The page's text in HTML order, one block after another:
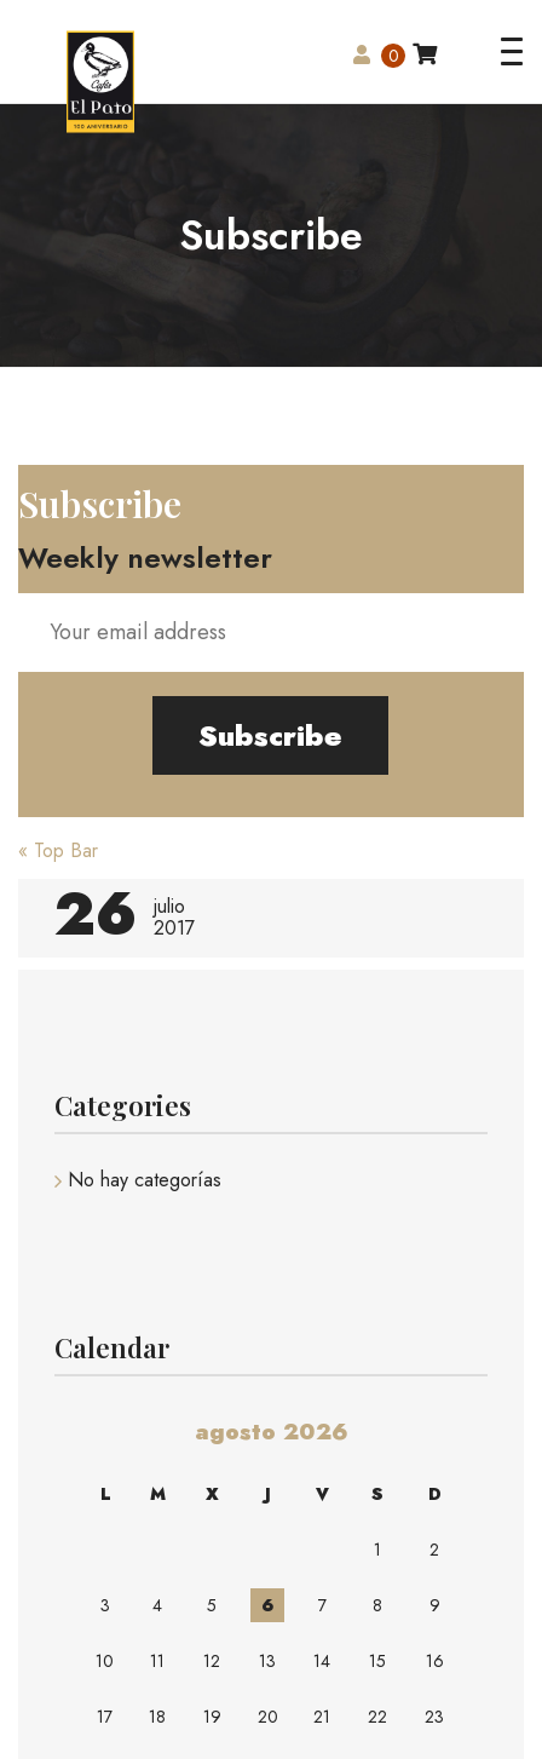
0
Subscribe
Subscribe
Weekly newsletter
Subscribe
Post
navigation
« Top Bar
26 julio
2017
Categories
No hay categorías
Calendar
agosto 2026
L M X J V S D
1 2
3 4 5 6 7 8 9
10 11 12 13 14 15 16
17 18 19 20 21 22 23